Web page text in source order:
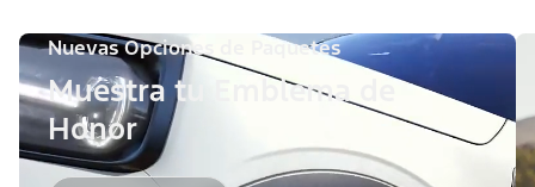
Nuevas Opciones de Paquetes
Muestra tu Emblema de
Honor